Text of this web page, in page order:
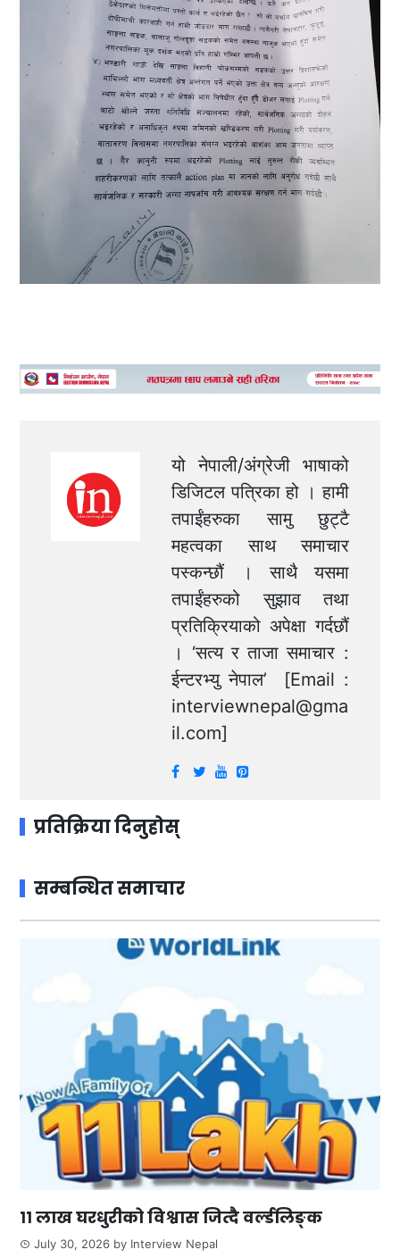
यो नेपाली/अंग्रेजी भाषाको
डिजिटल पत्रिका हो । हामी
तपाईंहरुका सामु छुट्टै
महत्वका साथ समाचार
पस्कन्छौं । साथै यसमा
तपाईंहरुको सुझाव तथा
प्रतिक्रियाको अपेक्षा गर्दछौं
। ‘सत्य र ताजा समाचार :
ईन्टरभ्यु नेपाल’ [Email :
interviewnepal@gma
il.com]
प्रतिक्रिया दिनुहोस्
सम्बन्धित समाचार
११ लाख घरधुरीको विश्वास जित्दै वर्ल्डलिङ्क
July 30, 2026 by Interview Nepal